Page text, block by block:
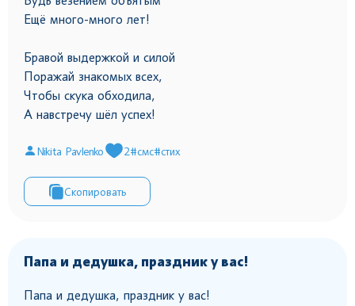
Ещё много-много лет!
Бравой выдержкой и силой
Поражай знакомых всех,
Чтобы скука обходила,
А навстречу шёл успех!
Nikita Pavlenko 2#смс#стих
Скопировать
Папа и дедушка, праздник у вас!
Папа и дедушка, праздник у вас!